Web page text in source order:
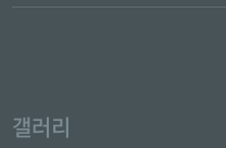
갤러리